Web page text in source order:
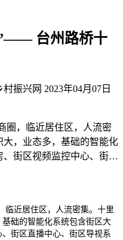
台州路桥十
村振兴网 2023年04月07日
圈，临近居住区，人流密
，业态多，基础的智能化
、街区视频监控中心、街…
临近居住区，人流密集。十里
础的智能化系统包含街区大
街区直播中心、街区导视系